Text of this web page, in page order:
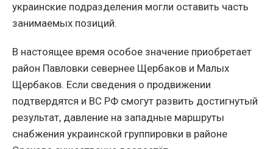
украинские подразделения могли оставить часть
занимаемых позиций.
В настоящее время особое значение приобретает
район Павловки севернее Щербаков и Малых
Щербаков. Если сведения о продвижении
подтвердятся и ВС РФ смогут развить достигнутый
результат, давление на западные маршруты
снабжения украинской группировки в районе